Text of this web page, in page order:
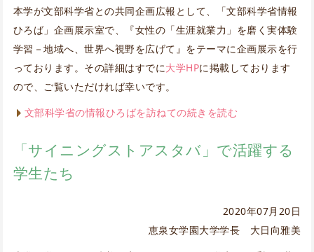
本学が文部科学省との共同企画広報として、「文部科学省情報
ひろば」企画展示室で、『女性の「生涯就業力」を磨く実体験
学習－地域へ、世界へ視野を広げて』をテーマに企画展示を行
っております。その詳細はすでに大学HPに掲載しております
ので、ご覧いただければ幸いです。
文部科学省の情報ひろばを訪ねての続きを読む
「サイニングストアスタバ」で活躍する
学生たち
2020年07月20日
恵泉女学園大学学長 大日向雅美